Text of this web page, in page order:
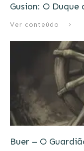
Gusion: O
Ver conteúdo
Buer – O